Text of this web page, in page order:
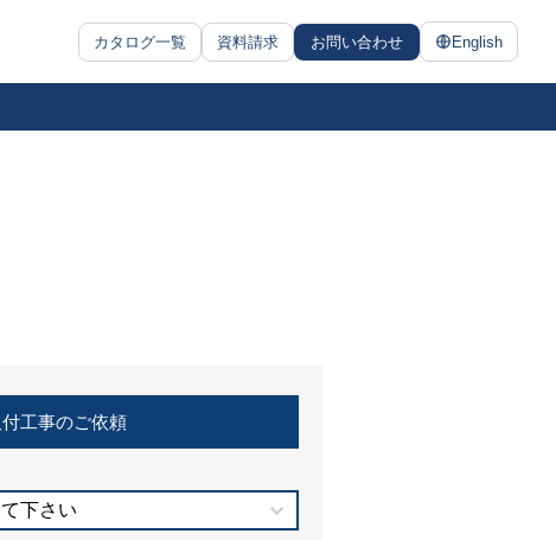
カタログ一覧 資料請求 お問い合わせ English
工事のご依頼
下さい